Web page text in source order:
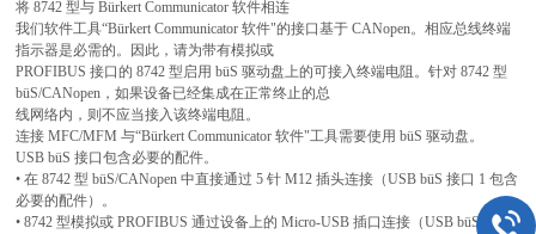
将 8742 型与 Bürkert Communicator 软件相连
我们软件工具“Bürkert Communicator 软件"的接口基于 CANopen。相应总线终端
指示器是必需的。因此，请为带有模拟或
PROFIBUS 接口的 8742 型启用 büS 驱动盘上的可接入终端电阻。针对 8742 型
büS/CANopen，如果设备已经集成在正常终止的总
线网络内，则不应当接入该终端电阻。
连接 MFC/MFM 与“Bürkert Communicator 软件"工具需要使用 büS 驱动盘。
USB büS 接口包含必要的配件。
• 在 8742 型 büS/CANopen 中直接通过 5 针 M12 插头连接（USB büS 接口 1 包含
必要的配件）。
• 8742 型模拟或 PROFIBUS 通过设备上的 Micro-USB 插口连接（USB büS 接口